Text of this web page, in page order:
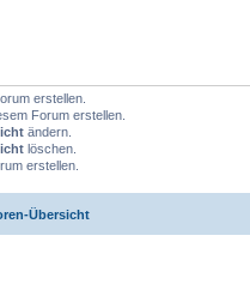
erstellen.
Forum erstellen.
ändern.
löschen.
erstellen.
Übersicht